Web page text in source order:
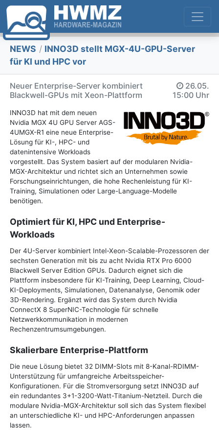
NEWS / INNO3D stellt MGX-4U-GPU-Server
für KI und HPC vor
Neuer Enterprise-Server kombiniert
Blackwell-GPUs mit Xeon-Plattform
26.05.
15:00 Uhr
INNO3D hat mit dem neuen
Nvidia MGX 4U GPU Server AGS-
4UMGX-R1 eine neue Enterprise-
Lösung für KI-, HPC- und
datenintensive Workloads
vorgestellt. Das System basiert auf der modularen Nvidia-
MGX-Architektur und richtet sich an Unternehmen sowie
Forschungseinrichtungen, die hohe Rechenleistung für KI-
Training, Simulationen oder Large-Language-Modelle
benötigen.
Optimiert für KI, HPC und Enterprise-
Workloads
Der 4U-Server kombiniert Intel-Xeon-Scalable-Prozessoren der
sechsten Generation mit bis zu acht Nvidia RTX Pro 6000
Blackwell Server Edition GPUs. Dadurch eignet sich die
Plattform insbesondere für KI-Training, Deep Learning, Cloud-
KI-Deployments, Simulationen, Datenanalyse, Genomik oder
3D-Rendering. Ergänzt wird das System durch Nvidia
ConnectX 8 SuperNIC-Technologie für schnelle
Netzwerkkommunikation in modernen
Rechenzentrumsumgebungen.
Skalierbare Enterprise-Plattform
Die neue Lösung bietet 32 DIMM-Slots mit 8-Kanal-RDIMM-
Unterstützung für umfangreiche Arbeitsspeicher-
Konfigurationen. Für die Stromversorgung setzt INNO3D auf
ein redundantes 3+1-3200-Watt-Titanium-Netzteil. Durch die
modulare Nvidia-MGX-Architektur soll sich das System flexibel
an unterschiedliche KI- und HPC-Anforderungen anpassen
lassen.